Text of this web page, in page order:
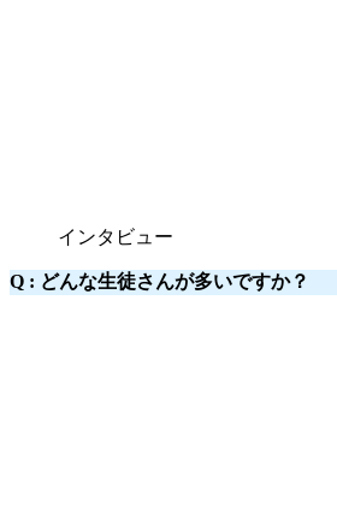
インタビュー
Q : どんな生徒さんが多いですか？